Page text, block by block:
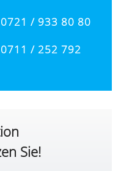
/ 933 80 80
/ 252 792
Sie!